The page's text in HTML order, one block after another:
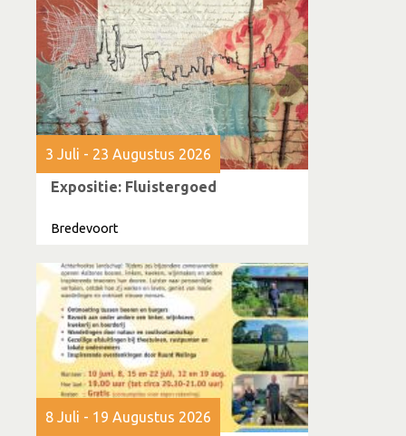
3 Juli - 23 Augustus 2026
Expositie: Fluistergoed
Bredevoort
8 Juli - 19 Augustus 2026